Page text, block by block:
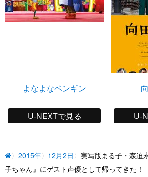
よなよなペンギン
U-NEXTで見る U-
2015年 12月2日
実写版まる子・森迫
子ちゃん』にゲスト声優として帰ってきた！